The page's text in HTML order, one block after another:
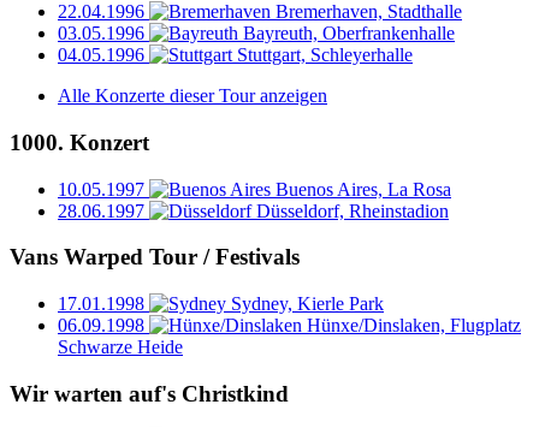
22.04.1996
Bremerhaven, Stadthalle
03.05.1996
Bayreuth, Oberfrankenhalle
04.05.1996
Stuttgart, Schleyerhalle
Alle Konzerte dieser Tour anzeigen
1000. Konzert
10.05.1997
Buenos Aires, La Rosa
28.06.1997
Düsseldorf, Rheinstadion
Vans Warped Tour / Festivals
17.01.1998
Sydney, Kierle Park
06.09.1998
Hünxe/Dinslaken, Flugplatz
Schwarze Heide
Wir warten auf's Christkind